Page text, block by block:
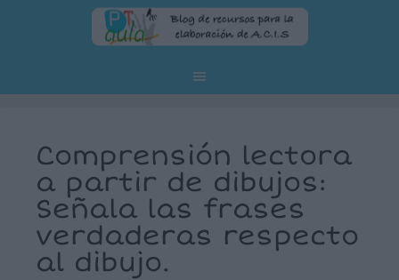
Comprensión lectora
a partir de dibujos:
Señala las frases
verdaderas respecto
al dibujo.